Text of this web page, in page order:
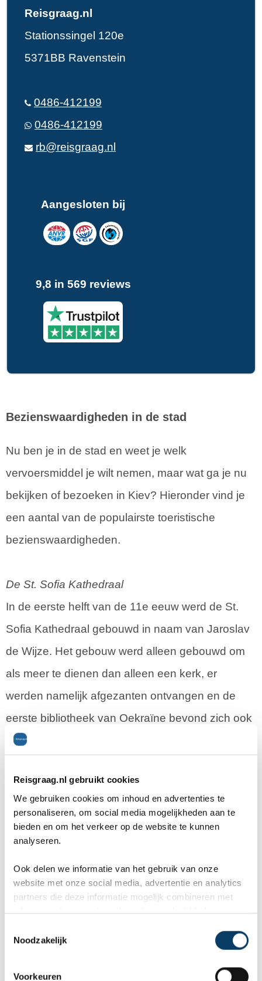
Reisgraag.nl gebruikt cookies
We gebruiken cookies om inhoud en advertenties te
personaliseren, om social media mogelijkheden aan te
bieden en om het verkeer op de website te kunnen
analyseren.
Ook delen we informatie van het gebruik van onze
website met onze social media, advertentie en analytics
partners die deze informatie mogelijk combineren met
Noodzakelijk
Voorkeuren
Reisgraag.nl
Stationssingel 120e
5371BB Ravenstein
0486-412199
0486-412199
rb@reisgraag.nl
Aangesloten bij
9,8 in 569 reviews
Bezienswaardigheden in de stad
Nu ben je in de stad en weet je welk
vervoersmiddel je wilt nemen, maar wat ga je nu
bekijken of bezoeken in Kiev? Hieronder vind je
een aantal van de populairste toeristische
bezienswaardigheden.
De St. Sofia Kathedraal
In de eerste helft van de 11e eeuw werd de St.
Sofia Kathedraal gebouwd in naam van Jaroslav
de Wijze. Het gebouw werd alleen gebouwd om
als meer te dienen dan alleen een kerk, er
werden namelijk afgezanten ontvangen en de
eerste bibliotheek van Oekraïne bevond zich ook
in het gebouw. De kathedraal raakte door de
elke keer opnieuw gerestaureerd. Bij de
restauraties werd ook steeds een nieuw gedeelte
toegevoegd, hierdoor ziet de St. Sofia Kathedraal
De Gouden Poort
Poort' betekend was de vroegere toegangspoort